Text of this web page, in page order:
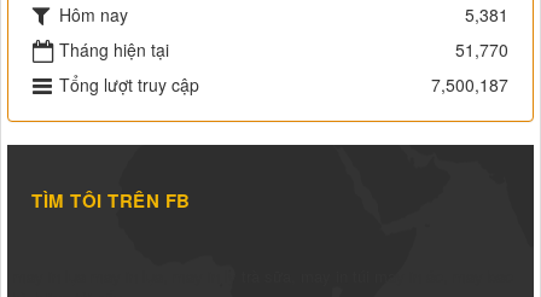
Hôm nay
5,381
Tháng hiện tại
51,770
Tổng lượt truy cập
7,500,187
TÌM TÔI TRÊN FB